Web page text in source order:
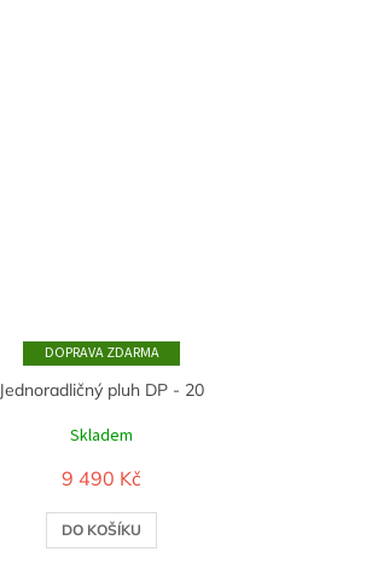
ZDARMA
Jednoradličný pluh DP - 20
Skladem
9 490 Kč
DO KOŠÍKU